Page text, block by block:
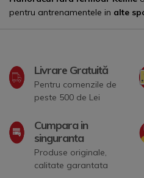
pentru antrenamentele in alte
Livrare Gratuită
Pentru comenzile de
peste 500 de Lei
Cumpara in
singuranta
Produse originale,
calitate garantata